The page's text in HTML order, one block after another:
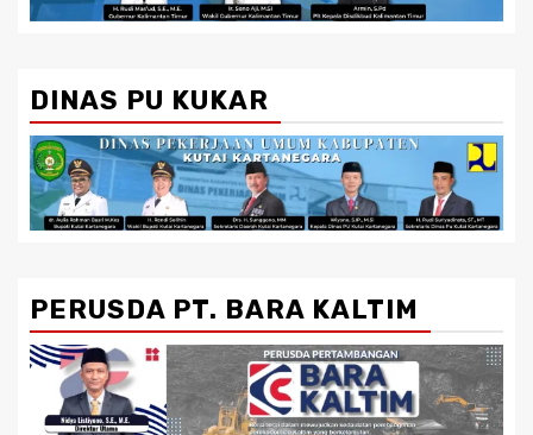
DINAS PU KUKAR
PERUSDA PT. BARA KALTIM